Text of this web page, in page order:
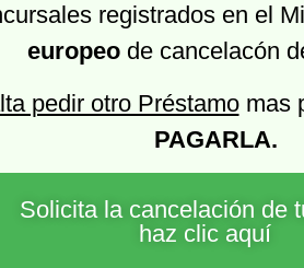
registrados en el
europeo de cancelacón
pedir otro Préstamomas
PAGARLA.
Solicita la cancelación de
haz clic aquí